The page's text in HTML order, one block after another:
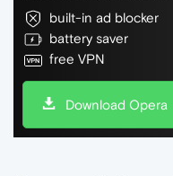
built-in ad blocker
battery saver
free VPN
Download Opera